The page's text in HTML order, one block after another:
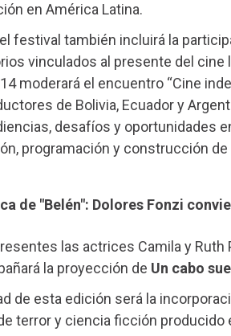
en América Latina.
festival también incluirá la
vinculados al presente del
moderará el encuentro “Cine
de Bolivia, Ecuador y
desafíos y oportunidades
programación y construcción
de "Belén": Dolores Fonzi
las actrices Camila y Ruth
la proyección de Un cabo
de esta edición será la
terror y ciencia ficción producido